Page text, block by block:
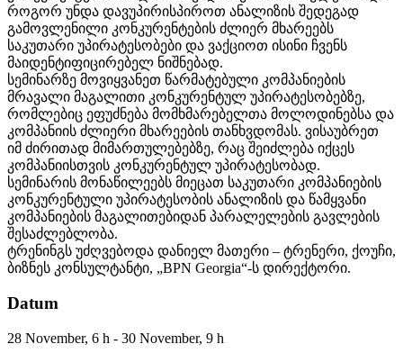
როგორ უნდა დავუპირისპიროთ ანალიზის შედეგად
გამოვლენილი კონკურენტების ძლიერ მხარეებს
საკუთარი უპირატესობები და ვაქციოთ ისინი ჩვენს
მაიდენტიფიცირებელ ნიშნებად.
სემინარზე მოვიყვანეთ წარმატებული კომპანიების
მრავალი მაგალითი კონკურენტულ უპირატესობებზე,
რომლებიც ეფუძნება მომხმარებელთა მოლოდინებსა და
კომპანიის ძლიერი მხარეების თანხვდომას. ვისაუბრეთ
იმ ძირითად მიმართულებებზე, რაც შეიძლება იქცეს
კომპანიისთვის კონკურენტულ უპირატესობად.
სემინარის მონაწილეებს მიეცათ საკუთარი კომპანიების
კონკურენტული უპირატესობის ანალიზის და წამყვანი
კომპანიების მაგალითებიდან პარალელების გავლების
შესაძლებლობა.
ტრენინგს უძღვებოდა დანიელ მათერი – ტრენერი, ქოუჩი,
ბიზნეს კონსულტანტი, „BPN Georgia“-ს დირექტორი.
Datum
28 November, 6 h - 30 November, 9 h